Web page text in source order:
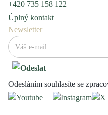
+420 735 158 122
Úplný kontakt
Newsletter
Odesláním souhlasíte se